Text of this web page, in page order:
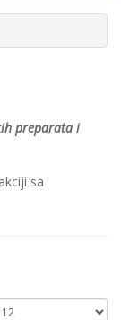
preparata i
sa